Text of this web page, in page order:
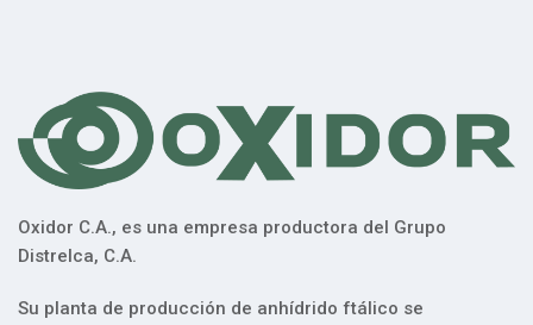
Oxidor C.A., es una empresa productora del Grupo
Distrelca, C.A.
Su planta de producción de anhídrido ftálico se